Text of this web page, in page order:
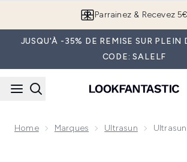
Parrainez & Recevez 5€
JUSQU'À -35% DE REMISE SUR PLEIN
CODE: SALELF
Home Marques Ultrasun